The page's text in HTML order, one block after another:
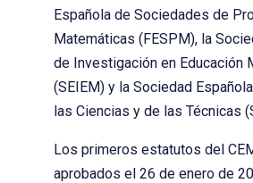
Española de Sociedades de
Matemáticas (FESPM), la
de Investigación en Educación
(SEIEM) y la Sociedad
las Ciencias y de las Técnicas
Los primeros estatutos del
aprobados el 26 de enero de